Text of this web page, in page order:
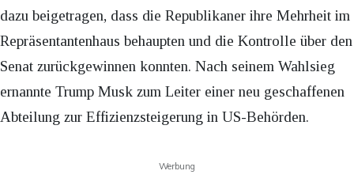
dazu beigetragen, dass die Republikaner ihre Mehrheit im
Repräsentantenhaus behaupten und die Kontrolle über den
Senat zurückgewinnen konnten. Nach seinem Wahlsieg
ernannte Trump Musk zum Leiter einer neu geschaffenen
Abteilung zur Effizienzsteigerung in US-Behörden.
Werbung